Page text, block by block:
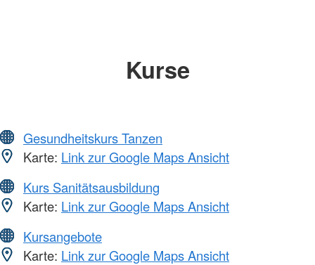
Kurse
Gesundheitskurs Tanzen
Karte: Link zur Google Maps Ansicht
Kurs Sanitätsausbildung
Karte: Link zur Google Maps Ansicht
Kursangebote
Karte: Link zur Google Maps Ansicht